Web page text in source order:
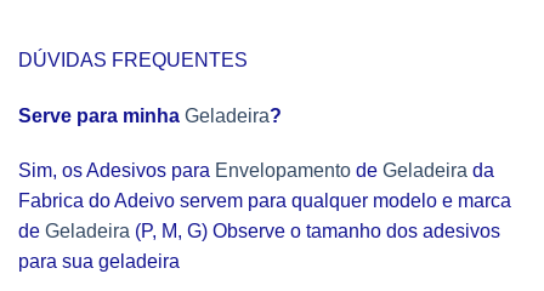
DÚVIDAS FREQUENTES
Serve para minha Geladeira?
Sim, os Adesivos para Envelopamento de Geladeira da
Fabrica do Adeivo servem para qualquer modelo e marca
de Geladeira (P, M, G) Observe o tamanho dos adesivos
para sua geladeira